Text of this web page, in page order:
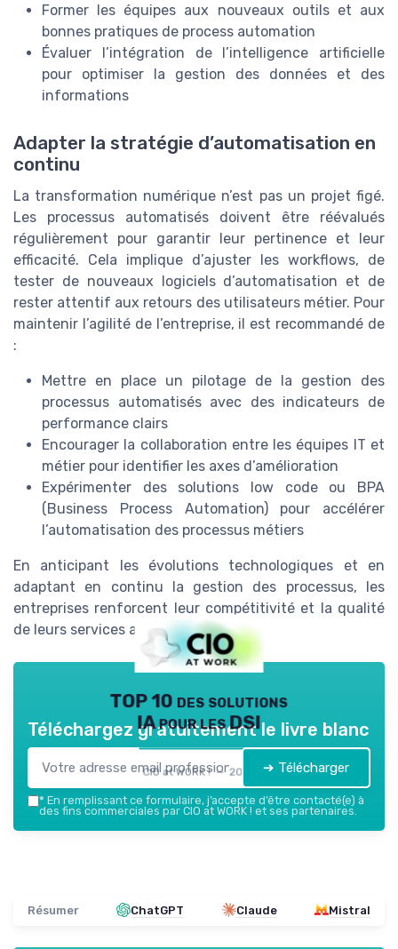
Former les équipes aux nouveaux outils et aux
bonnes pratiques de process automation
Évaluer l’intégration de l’intelligence artificielle
pour optimiser la gestion des données et des
informations
Adapter la stratégie d’automatisation en
continu
La transformation numérique n’est pas un projet figé.
Les processus automatisés doivent être réévalués
régulièrement pour garantir leur pertinence et leur
efficacité. Cela implique d’ajuster les workflows, de
tester de nouveaux logiciels d’automatisation et de
rester attentif aux retours des utilisateurs métier. Pour
maintenir l’agilité de l’entreprise, il est recommandé de
:
Mettre en place un pilotage de la gestion des
processus automatisés avec des indicateurs de
performance clairs
Encourager la collaboration entre les équipes IT et
métier pour identifier les axes d’amélioration
Expérimenter des solutions low code ou BPA
(Business Process Automation) pour accélérer
l’automatisation des processus métiers
En anticipant les évolutions technologiques et en
adaptant en continu la gestion des processus, les
entreprises renforcent leur compétitivité et la qualité
de leurs services auprès des clients.
TOP 10 des solutions
IA pour les DSI
CIO at WORK ! — 2026
Téléchargez gratuitement le livre blanc
➔ Télécharger
* En remplissant ce formulaire, j’accepte d’être contacté(e) à
des fins commerciales par CIO at WORK ! et ses partenaires.
Résumer ChatGPT Claude Mistral